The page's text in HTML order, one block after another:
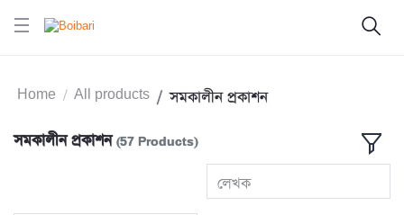
Home All products সমকালীন প্রকাশন
সমকালীন প্রকাশন(57 Products)
লেখক